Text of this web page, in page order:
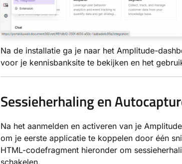
Na de installatie ga je naar het Amplitude-
voor je kennisbanksite te bekijken en het
Sessieherhaling en
Na het aanmelden en activeren van je
om je eerste applicatie te koppelen door één
HTML-codefragment hieronder om